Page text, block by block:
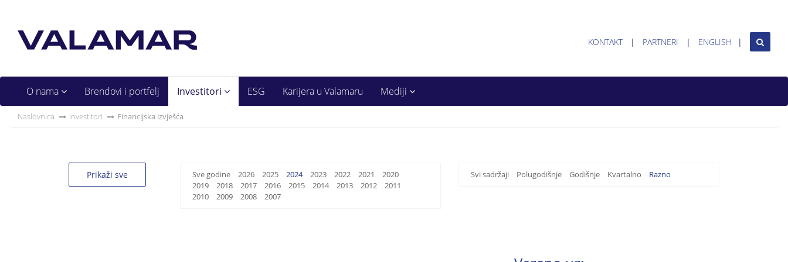
KONTAKT PARTNERI ENGLISH
O nama Brendovi i portfelj Investitori ESG Karijera u Valamaru Mediji
Naslovnica Investitori Financijska izvješća
Prikaži sve Sve godine 2026 2025 2024 2023 2022 2021
2020
2019
2018 2017 2016 2015 2014 2013 2012
2011
2010
2009 2008 2007
Svi sadržaji Polugodišnje Godišnje Kvartalno Razno